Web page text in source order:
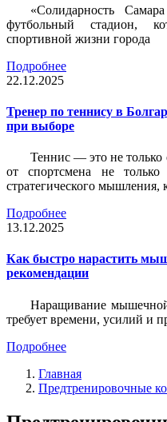
«Солидарность
футбольный стадион,
спортивной жизни города
Подробнее
22.12.2025
Тренер по теннису в
при выборе
Теннис — это не только
от спортсмена не
стратегического мышления,
Подробнее
13.12.2025
Как быстро нарастить
рекомендации
Наращивание
требует времени, усилий и
Подробнее
Главная
Предтренировочные